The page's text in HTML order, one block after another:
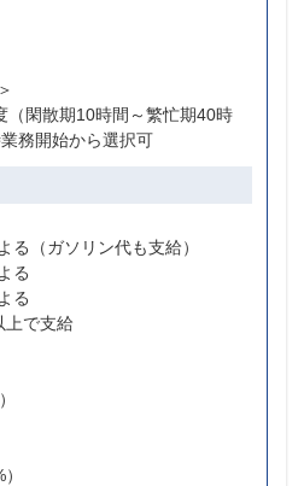
（閑散期10時間～繁忙期40時
務開始から選択可
る（ガソリン代も支給）
る
る
上で支給